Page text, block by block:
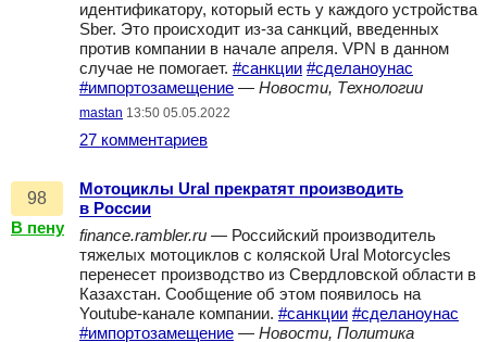
идентификатору, который есть у каждого устройства
Sber. Это происходит из-за санкций, введенных
против компании в начале апреля. VPN в данном
случае не помогает. #санкции #сделаноунас
#импортозамещение — Новости, Технологии
mastan 13:50 05.05.2022
27 комментариев
98
В пену
Мотоциклы Ural прекратят производить
в России
finance.rambler.ru — Российский производитель
тяжелых мотоциклов с коляской Ural Motorcycles
перенесет производство из Свердловской области в
Казахстан. Сообщение об этом появилось на
Youtube-канале компании. #санкции #сделаноунас
#импортозамещение — Новости, Политика